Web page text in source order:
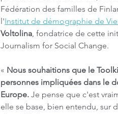
Fédération des familles de
l'Institut de démographie de
Voltolina, fondatrice de cette
Journalism for Social Change.
« Nous souhaitions que le
personnes impliquées dans le
Europe. Je pense que c'est
elle se base, bien entendu, sur